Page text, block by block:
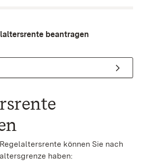
beantragen
können Sie nach
haben: